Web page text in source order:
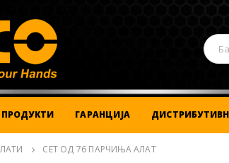
ПРОДУКТИ ГАРАНЦИЈА
СЕТ ОД 76 ПАРЧИЊА АЛАТ